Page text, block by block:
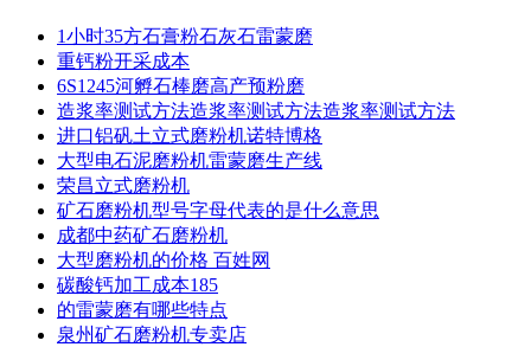
1小时35方石膏粉石灰石雷蒙磨
重钙粉开采成本
6S1245河孵石棒磨高产预粉磨
造浆率测试方法造浆率测试方法造浆率测试方法
进口铝矾土立式磨粉机诺特博格
大型电石泥磨粉机雷蒙磨生产线
荣昌立式磨粉机
矿石磨粉机型号字母代表的是什么意思
成都中药矿石磨粉机
大型磨粉机的价格 百姓网
碳酸钙加工成本185
的雷蒙磨有哪些特点
泉州矿石磨粉机专卖店